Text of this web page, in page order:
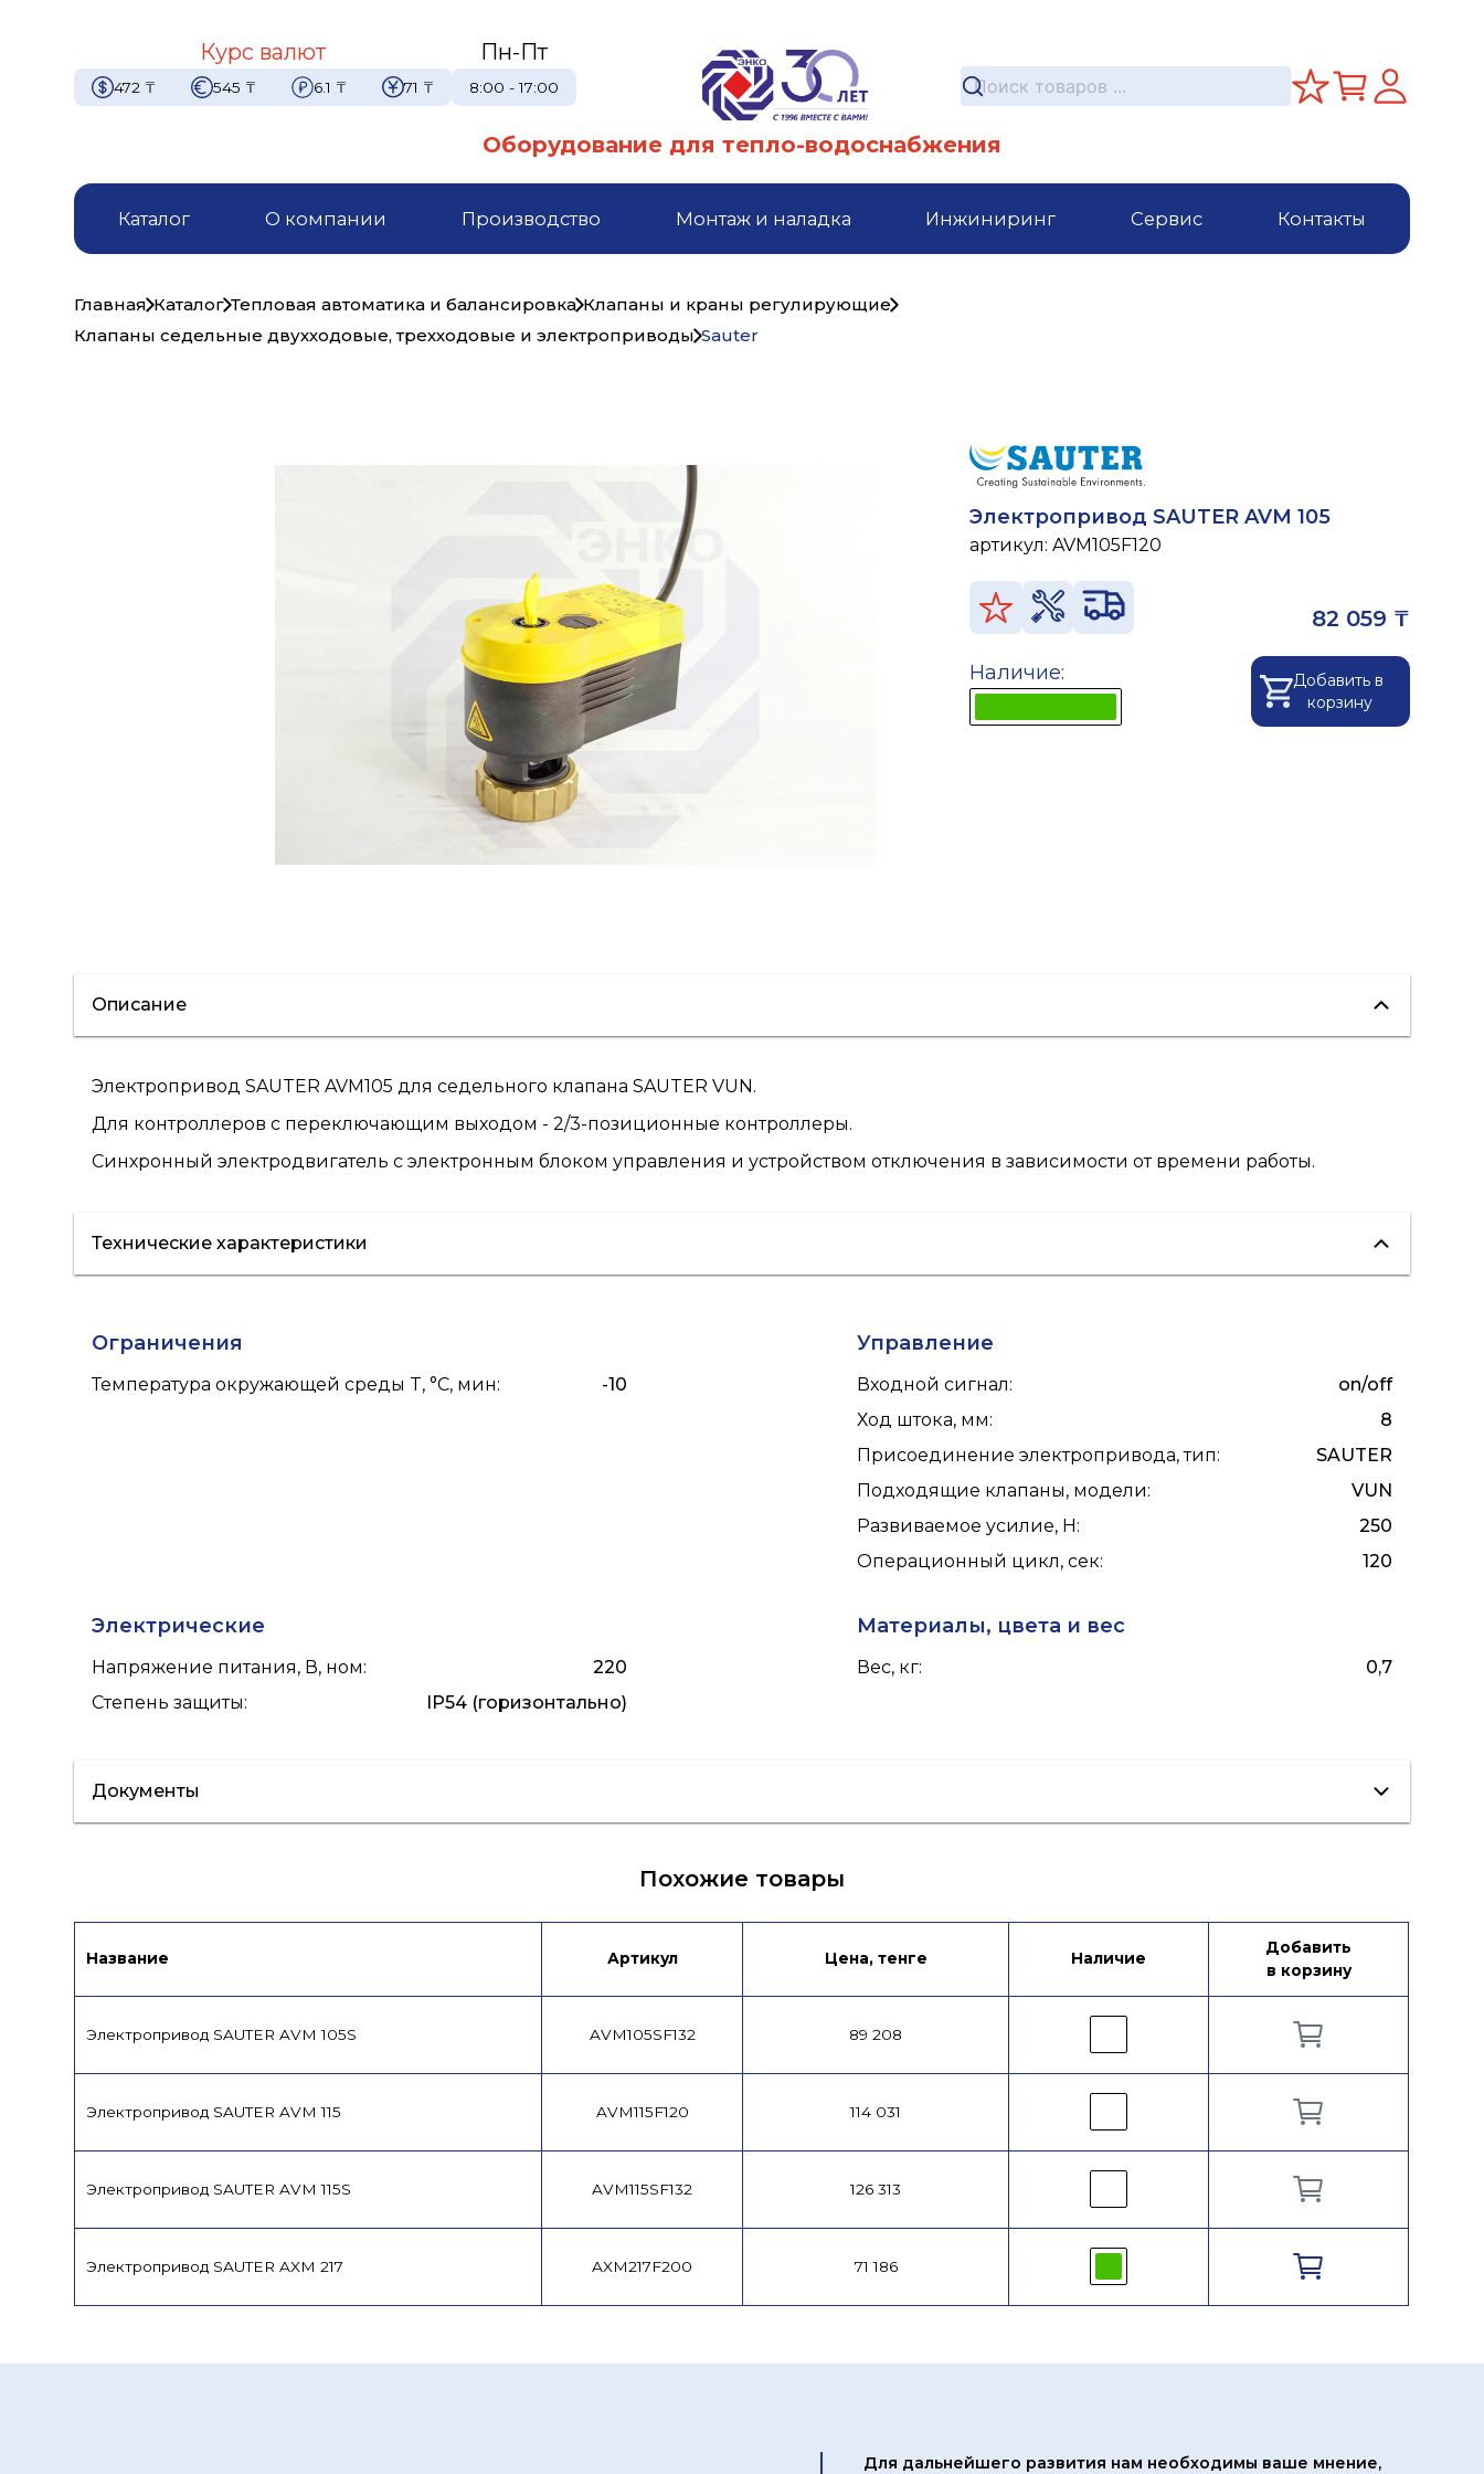
Курс валют
472 ₸ 545 ₸ 6.1 ₸ 71 ₸
Пн-Пт
8:00 - 17:00
Оборудование для тепло-водоснабжения
Каталог О компании Производство Монтаж и наладка Инжиниринг Сервис Контакты
Главная Каталог Тепловая автоматика и балансировка Клапаны и краны регулирующие
Клапаны седельные двухходовые, трехходовые и электроприводы Sauter
Электропривод SAUTER AVM 105
артикул: AVM105F120
82 059 ₸
Наличие:
Добавить в
корзину
Описание
Электропривод SAUTER AVM105 для седельного клапана SAUTER VUN.
Для контроллеров с переключающим выходом - 2/3-позиционные контроллеры.
Синхронный электродвигатель с электронным блоком управления и устройством отключения в зависимости от времени работы.
Технические характеристики
Ограничения
Температура окружающей среды T, °C, мин: -10
Управление
Входной сигнал:
on/off
Ход штока, мм:
8
Присоединение электропривода, тип:
SAUTER
Подходящие клапаны, модели:
VUN
Развиваемое усилие, Н:
250
Операционный цикл, сек: 120
Электрические
Напряжение питания, В, ном:
220
Степень защиты: IP54 (горизонтально)
Материалы, цвета и вес
Вес, кг: 0,7
Документы
Похожие товары
Название Артикул Цена, тенге Наличие
Добавить
в корзину
Электропривод SAUTER AVM 105S AVM105SF132 89 208
Электропривод SAUTER AVM 115 AVM115F120 114 031
Электропривод SAUTER AVM 115S AVM115SF132 126 313
Электропривод SAUTER AXM 217 AXM217F200 71 186
Для дальнейшего развития нам необходимы ваше мнение,